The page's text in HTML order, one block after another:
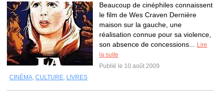
Beaucoup de cinéphiles connaissent
le film de Wes Craven Dernière
maison sur la gauche, une
réalisation connue pour sa violence,
son absence de concessions...
Lire
la suite
Publié le 10 août 2009
CINÉMA, CULTURE, LIVRES